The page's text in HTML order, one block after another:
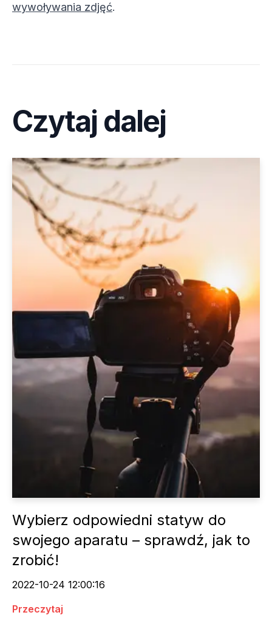
wywoływania zdjęć.
Czytaj dalej
Wybierz odpowiedni statyw do
swojego aparatu – sprawdź, jak to
zrobić!
2022-10-24 12:00:16
Przeczytaj